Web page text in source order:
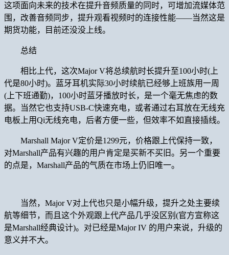
这项面向未来的技术在提升音频质量的同时，可增加流媒体范
围，改善音频同步，提升观看视频时的连接性能——当然这是
期货功能，目前还没没上线。
总结
相比上代，这次Major V将总续航时长提升至100小时(上
代是80小时)。蓝牙耳机实际30小时续航已经够上班族用一周
(上下班通勤)，100小时蓝牙播放时长，是一个毫无焦虑的数
据。当然它也支持USB-C快速充电，或者通过右耳放在无线充
电板上用Qi无线充电，后者方便一些，但效率不如直接插线。
Marshall Major V定价是1299元，价格跟上代保持一致，
对Marshall产品有兴趣的用户肯定是买新不买旧。另一个重要
的点是，Marshall产品的气质在市场上仍旧唯一。
当然，Major V对上代也只是小幅升级，提升之处主要续
航等细节，而且这个外观跟上代产品几乎没区别(官方宣称这
是Marshall经典设计)。对已经是Major IV 的用户来说，升级的
意义并不大。